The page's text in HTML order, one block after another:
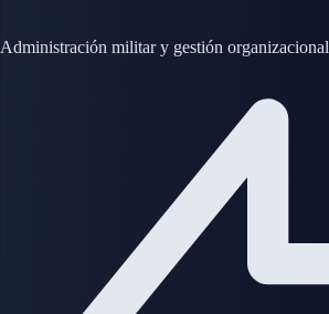
Administración militar y gestión organizacional